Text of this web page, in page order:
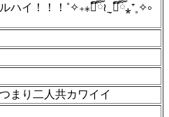
ハイ！！！˚✧₊⁎❝᷀ົཽ≀ˍ̮ ❝᷀ົཽ⁎⁺˳✧༚
まり二人共カワイイ